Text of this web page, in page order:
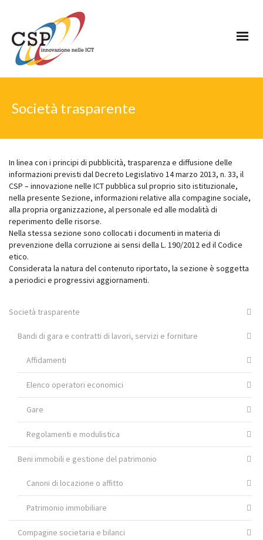
Società trasparente
In linea con i principi di pubblicità, trasparenza e diffusione delle
informazioni previsti dal Decreto Legislativo 14 marzo 2013, n. 33, il
CSP – innovazione nelle ICT pubblica sul proprio sito istituzionale,
nella presente Sezione, informazioni relative alla compagine sociale,
alla propria organizzazione, al personale ed alle modalità di
reperimento delle risorse.
Nella stessa sezione sono collocati i documenti in materia di
prevenzione della corruzione ai sensi della L. 190/2012 ed il Codice
etico.
Considerata la natura del contenuto riportato, la sezione è soggetta
a periodici e progressivi aggiornamenti.
Società trasparente
Bandi di gara e contratti di lavori, servizi e forniture
Affidamenti
Elenco operatori economici
Gare
Regolamenti e modulistica
Beni immobili e gestione del patrimonio
Canoni di locazione o affitto
Patrimonio immobiliare
Compagine societaria e bilanci